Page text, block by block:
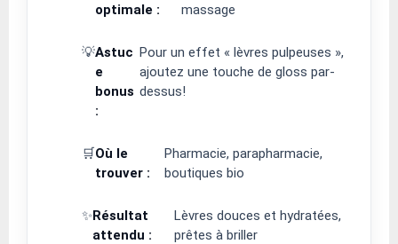
optimale :
massage
💡Astuc
e
bonus
:
Pour un effet « lèvres pulpeuses »,
ajoutez une touche de gloss par-
dessus!
🛒Où le
trouver :
Pharmacie, parapharmacie,
boutiques bio
✨Résultat
attendu :
Lèvres douces et hydratées,
prêtes à briller